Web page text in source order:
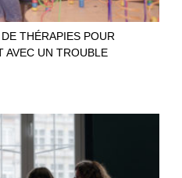
THÉRAPIES POUR
AVEC UN TROUBLE